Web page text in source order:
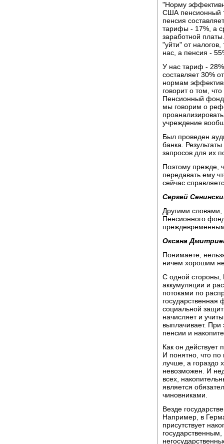
"Норму
США пенсионный
пенсия
тарифы - 17%, а
заработной
"уйти" от
нас, а пенсия -
У нас тариф -
составляет 30%
нормам
говорит о том,
Пенсионный фонд
мы говорим о
учреждение
Был проведен
банка.
запросов для их
Поэтому прежде,
передавать ему
сейчас
Сергей
Другими словами,
Пенсионного
Оксана
Понимаете,
ничем хорошим
С одной
аккумуляции и
потоками по
государственная
социальной
начисляет и
выплачивает.
пенсии и
Как он
И понятно, что по
лучше, а гораздо
невозможен. И
всех,
является
чиновниками.
Везде
Например, в
присутствует